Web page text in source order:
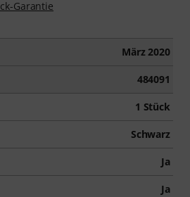
Garantie
März 2020
484091
1 Stück
Schwarz
Ja
Ja